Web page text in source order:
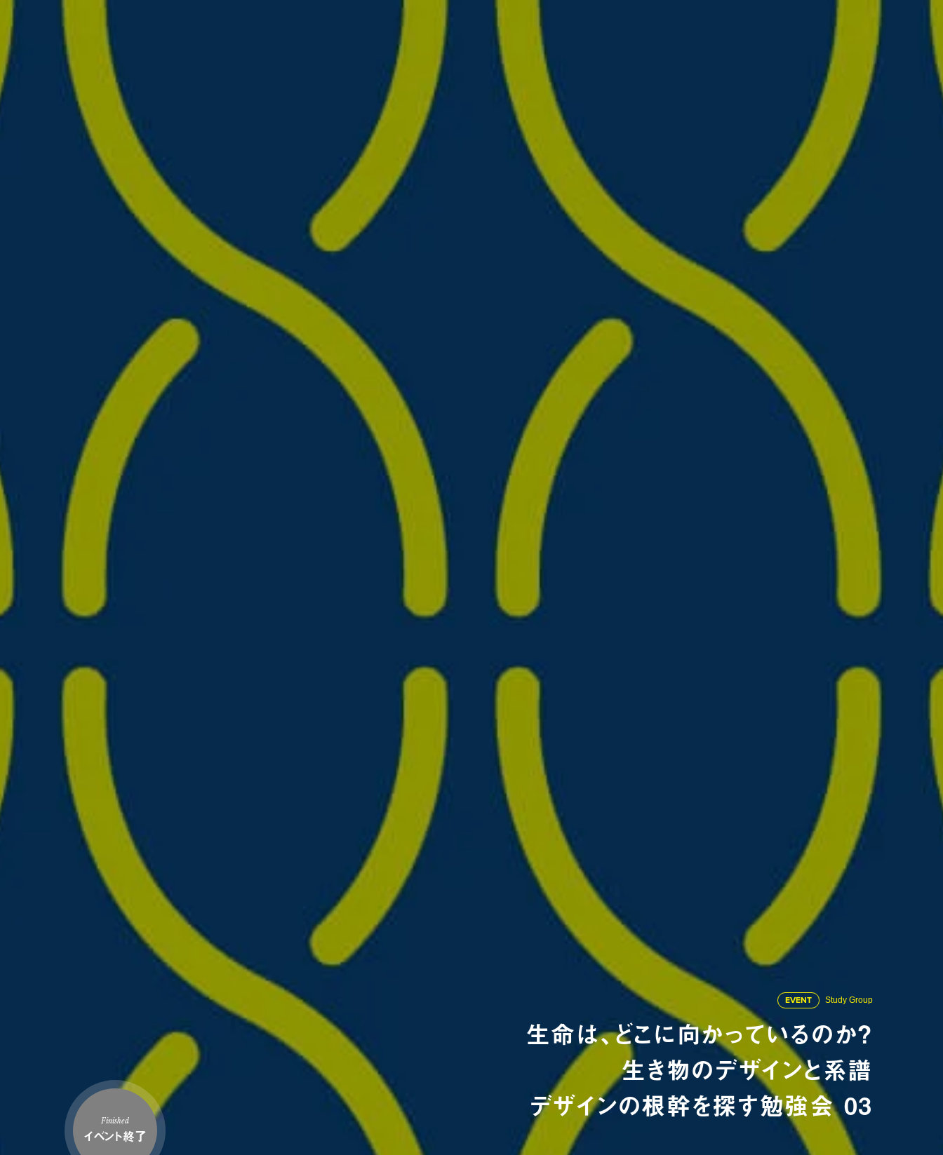
EVENT Study Group
生命は、どこに向かっているのか？
生き物のデザインと系譜
デザインの根幹を探す勉強会 03
Finished
イベント終了